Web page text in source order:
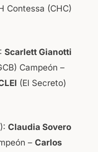
Contessa (CHC)
Scarlett Gianotti
Campeón –
(El Secreto)
Claudia Sovero
– Carlos